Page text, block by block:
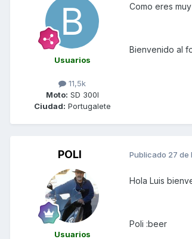
Usuarios
11,5k
Moto: SD 300I
Ciudad: Portugalete
Como eres
Bienvenido al
POLI
Usuarios
Publicado 27 de
Hola Luis
Poli :beer